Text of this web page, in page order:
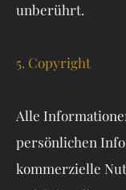
unberührt.
5. Copyright
Alle
persönlichen
kommerzielle